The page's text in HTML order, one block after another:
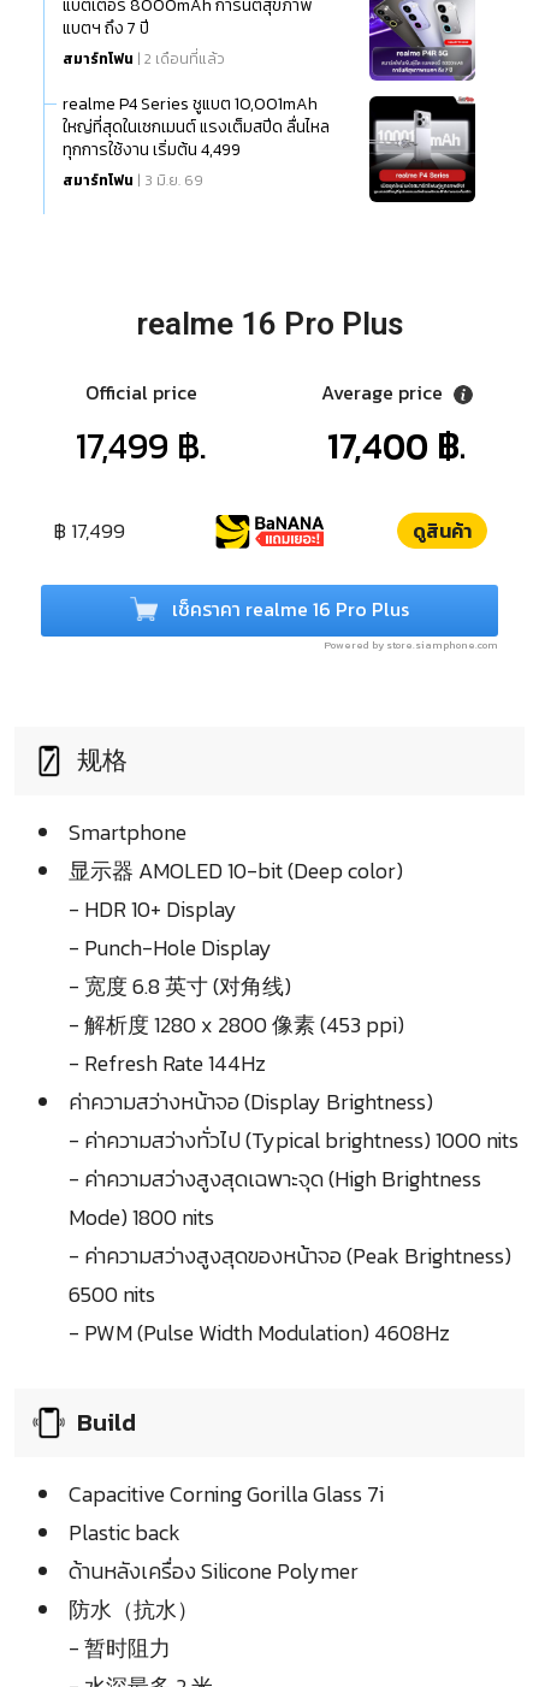
แบตเตอรี่ 8000mAh การันตีสุขภาพ
แบตฯ ถึง 7 ปี
สมาร์ทโฟน | 2 เดือนที่แล้ว
realme P4 Series ชูแบต 10,001mAh
ใหญ่ที่สุดในเซกเมนต์ แรงเต็มสปีด ลื่นไหล
ทุกการใช้งาน เริ่มต้น 4,499
สมาร์ทโฟน | 3 มิ.ย. 69
realme 16 Pro Plus
Official price
17,499 ฿.
Average price
17,400 ฿.
฿ 17,499 ดูสินค้า
เช็คราคา realme 16 Pro Plus
Powered by store.siamphone.com
规格
Smartphone
显示器 AMOLED 10-bit (Deep color)
- HDR 10+ Display
- Punch-Hole Display
- 宽度 6.8 英寸 (对角线)
- 解析度 1280 x 2800 像素 (453 ppi)
- Refresh Rate 144Hz
ค่าความสว่างหน้าจอ (Display Brightness)
- ค่าความสว่างทั่วไป (Typical brightness) 1000 nits
- ค่าความสว่างสูงสุดเฉพาะจุด (High Brightness
Mode) 1800 nits
- ค่าความสว่างสูงสุดของหน้าจอ (Peak Brightness)
6500 nits
- PWM (Pulse Width Modulation) 4608Hz
Build
Capacitive Corning Gorilla Glass 7i
Plastic back
ด้านหลังเครื่อง Silicone Polymer
防水（抗水）
- 暂时阻力